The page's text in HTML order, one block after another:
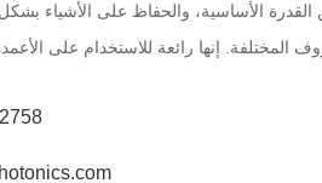
القدرة الأساسية، والحفاظ على الأشياء